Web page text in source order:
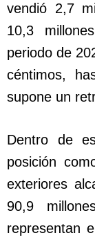
vendió 2,7
10,3
periodo de
céntimos,
supone un
Dentro de
posición
exteriores
90,9
representan